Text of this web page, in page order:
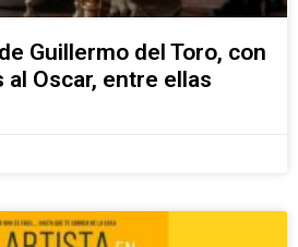
Guillermo del Toro, con
Oscar, entre ellas